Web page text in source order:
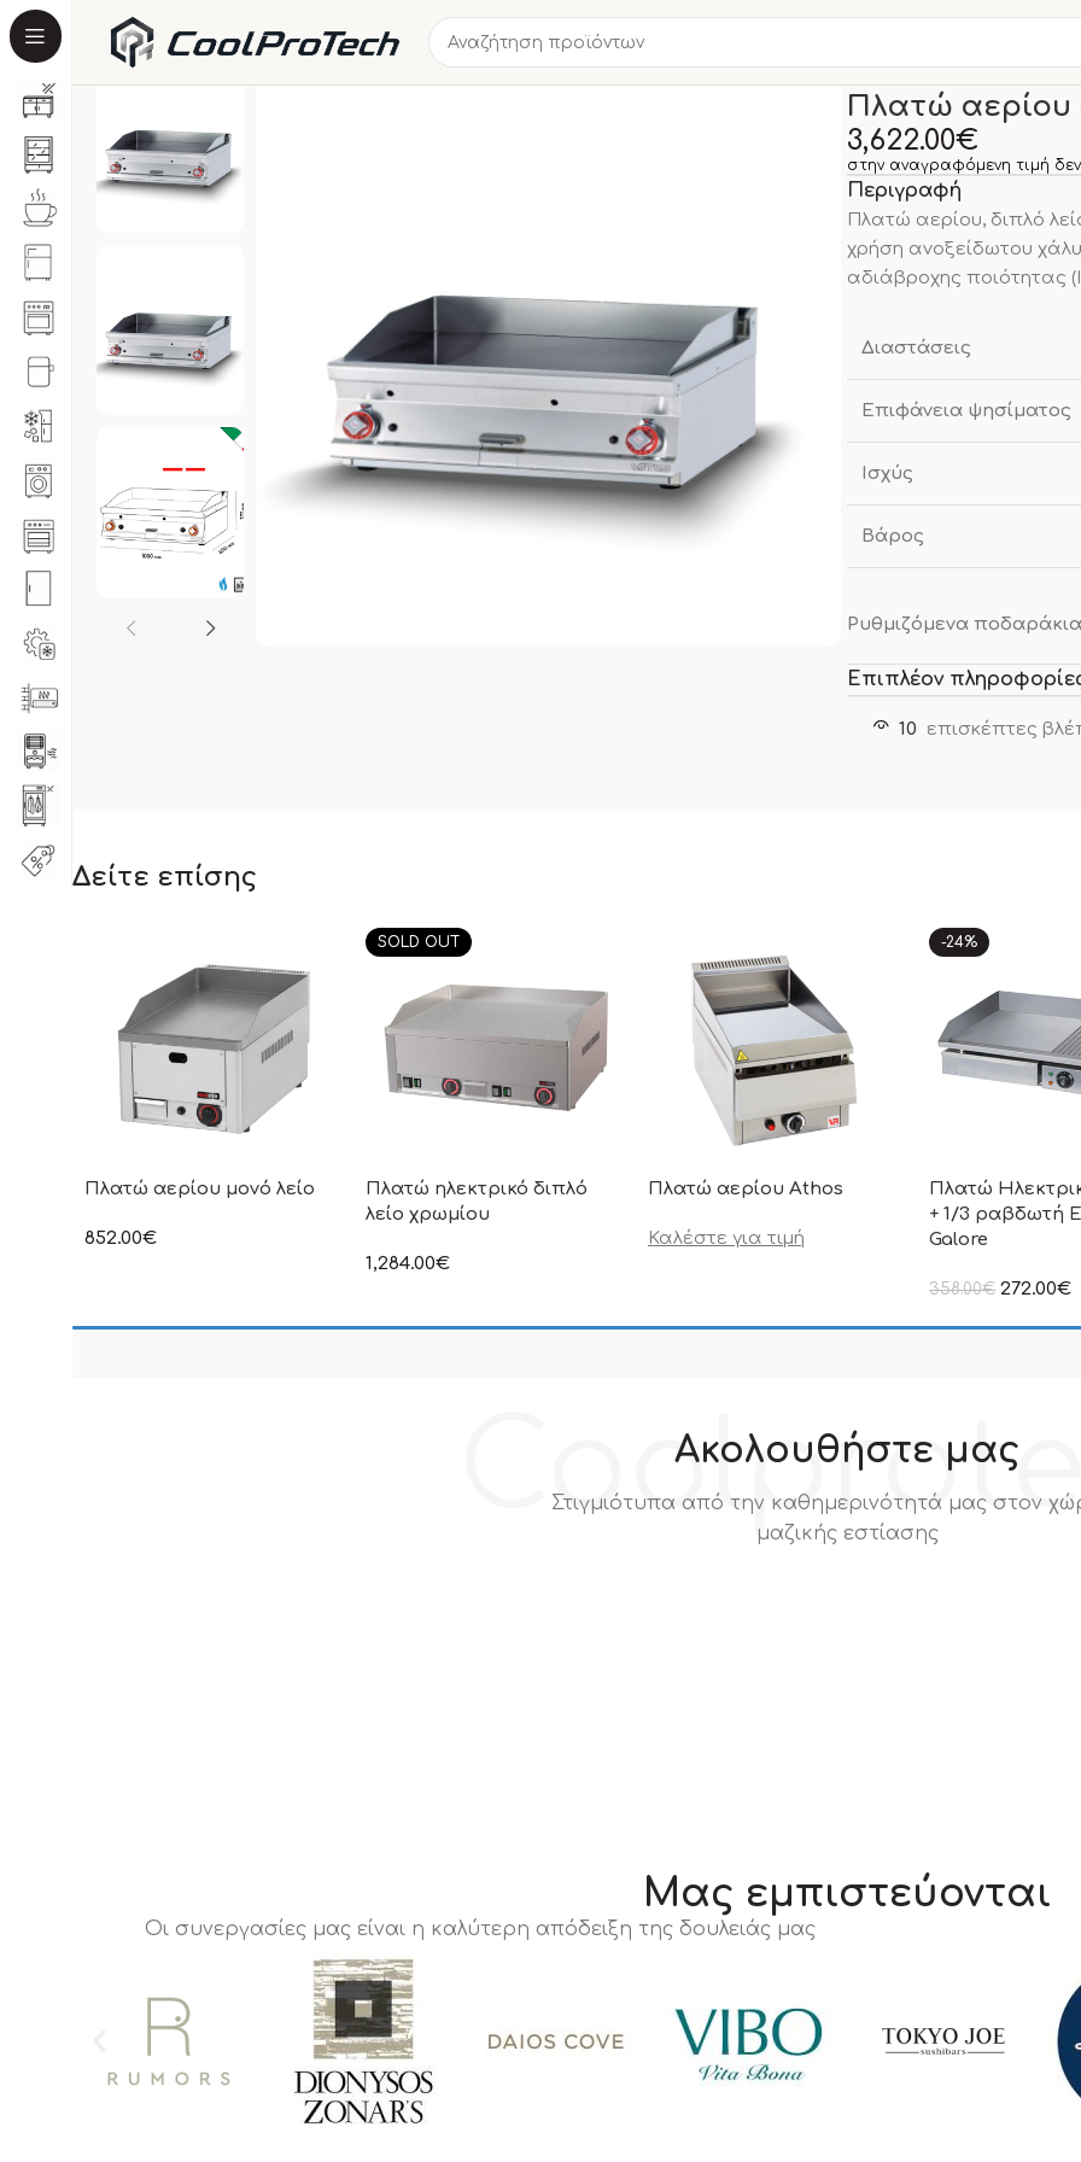
Πλατώ αερίου
3,622.00€
στην αναγραφόμενη τιμή
Περιγραφή
Πλατώ αερίου, διπλό
χρήση ανοξείδωτου
αδιάβροχης ποιότητας
Διαστάσεις
Επιφάνεια ψησίματος
Ισχύς
Βάρος
Ρυθμιζόμενα ποδαράκια
Επιπλέον
10 επισκέπτες
Δείτε επίσης
Πλατώ αερίου μονό λείο
852.00€
SOLD OUT
Πλατώ ηλεκτρικό διπλό
λείο χρωμίου
1,284.00€
Πλατώ αερίου Athos
Καλέστε για τιμή
-24%
Πλατώ
+ 1/3 ραβδωτή
Galore
358.00€ 272.00€
Ακολουθήστε μας
Στιγμιότυπα από την καθημερινότητά μας στον
μαζικής εστίασης
Μας εμπιστεύονται
Οι συνεργασίες μας είναι η καλύτερη απόδειξη της δουλειάς μας